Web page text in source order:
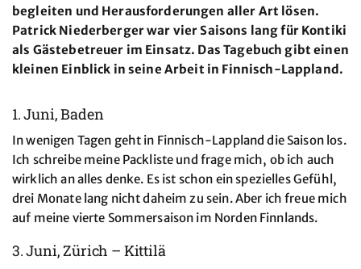
begleiten und Herausforderungen aller Art lösen.
Patrick Niederberger war vier Saisons lang für Kontiki
als Gästebetreuer im Einsatz. Das Tagebuch gibt einen
kleinen Einblick in seine Arbeit in Finnisch-Lappland.
1. Juni, Baden
In wenigen Tagen geht in Finnisch-Lappland die Saison los.
Ich schreibe meine Packliste und frage mich, ob ich auch
wirklich an alles denke. Es ist schon ein spezielles Gefühl,
drei Monate lang nicht daheim zu sein. Aber ich freue mich
auf meine vierte Sommersaison im Norden Finnlands.
3. Juni, Zürich – Kittilä